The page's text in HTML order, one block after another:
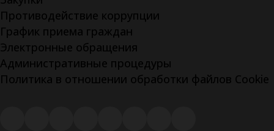
Противодействие коррупции
График приема граждан
Электронные обращения
Административные процедуры
Политика в отношении обработки файлов Cookie